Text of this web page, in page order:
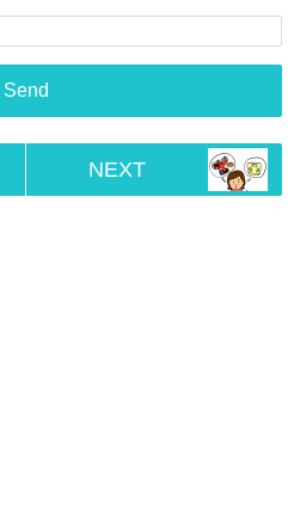
NEXT